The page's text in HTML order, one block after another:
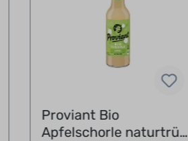
Proviant Bio
Apfelschorle naturtrüb